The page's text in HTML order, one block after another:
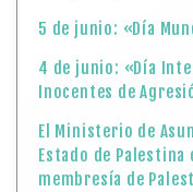
5 de junio: «Día
4 de junio: «Día
Inocentes de
El Ministerio de
Estado de
membresía de